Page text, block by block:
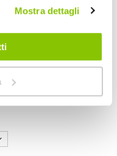
Mostra dettagli